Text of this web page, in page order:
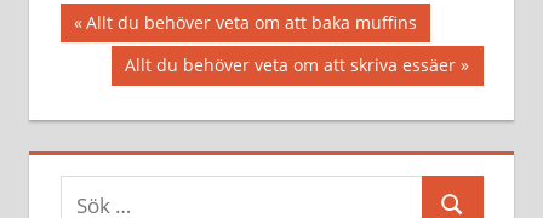
Inläggsnavigering
Föregående
inlägg:
Allt du behöver veta om att baka muffins
Nästa
inlägg:
Allt du behöver veta om att skriva essäer